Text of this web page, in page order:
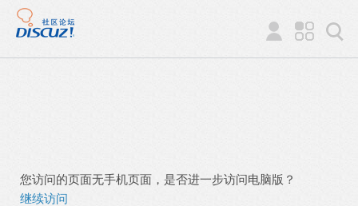
您访问的页面无手机页面，是否进一步访问电脑版？
继续访问